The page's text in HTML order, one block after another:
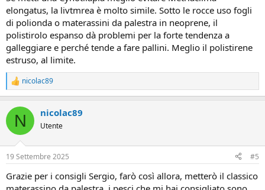
elongatus, la livtmrea è molto simile. Sotto le rocce uso fogli
di polionda o materassini da palestra in neoprene, il
polistirolo espanso dà problemi per la forte tendenza a
galleggiare e perché tende a fare pallini. Meglio il polistirene
estruso, al limite.
R
e
z
o
:
nicolac89
N nicolac89
Utente
19 Settembre 2025 #5
Grazie per i consigli Sergio, farò così allora, metterò il classico